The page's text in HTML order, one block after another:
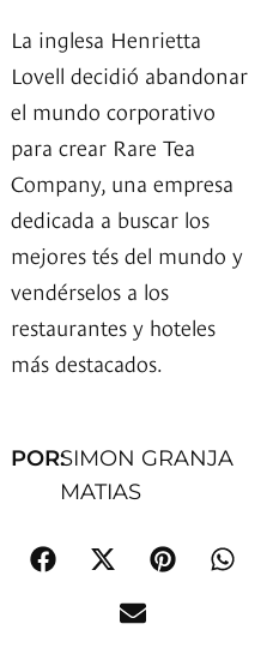
La inglesa Henrietta
Lovell decidió abandonar
el mundo corporativo
para crear Rare Tea
Company, una empresa
dedicada a buscar los
mejores tés del mundo y
vendérselos a los
restaurantes y hoteles
más destacados.
POR:SIMON GRANJA
MATIAS